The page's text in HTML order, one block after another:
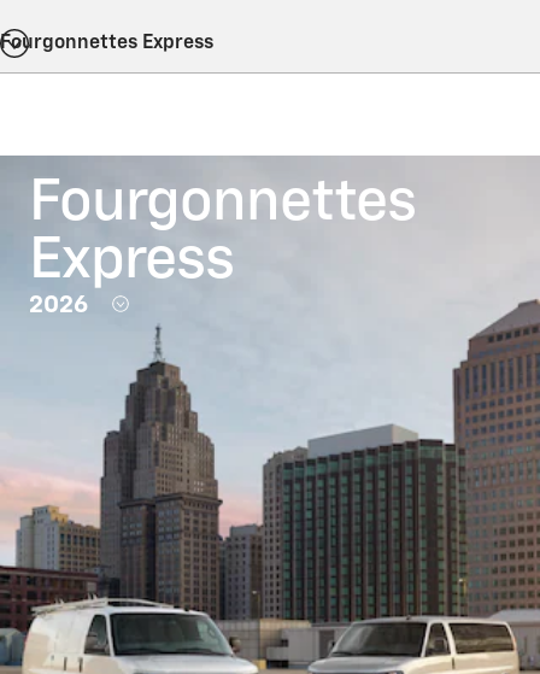
Fourgonnettes Express
Fourgonnettes
Express
2026